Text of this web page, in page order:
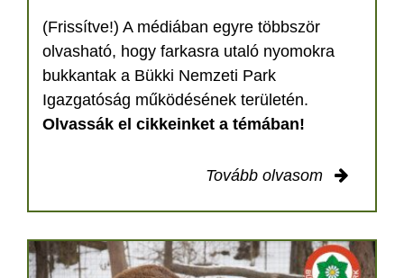
(Frissítve!) A médiában egyre többször
olvasható, hogy farkasra utaló nyomokra
bukkantak a Bükki Nemzeti Park
Igazgatóság működésének területén.
Olvassák el cikkeinket a témában!
Tovább olvasom